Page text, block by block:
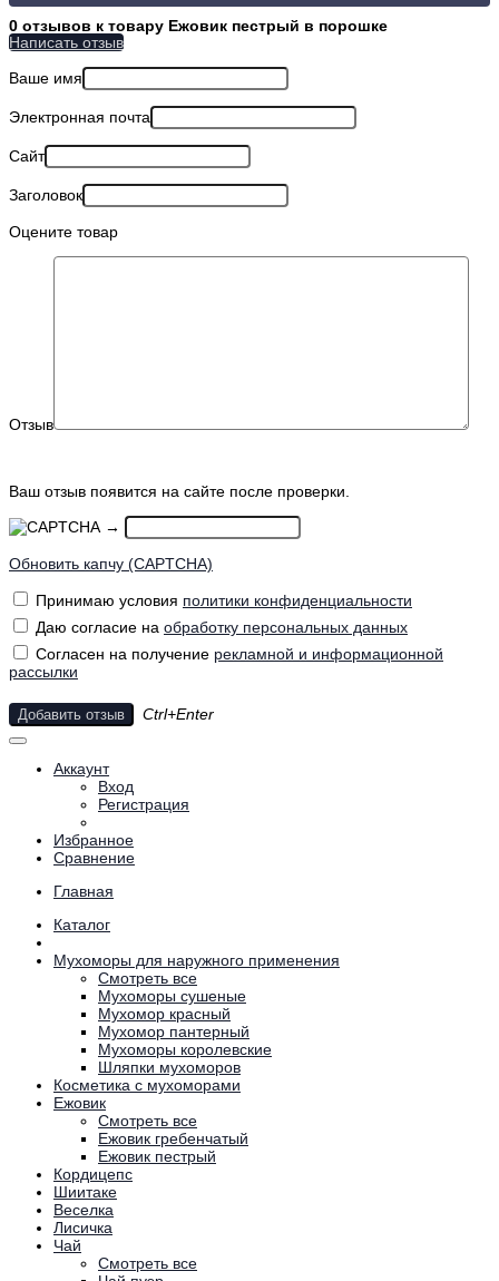
0 отзывов к товару Ежовик пестрый в порошке
Написать отзыв
Ваше имя
Электронная почта
Сайт
Заголовок
Оцените товар
Отзыв
Ваш отзыв появится на сайте после проверки.
→
Обновить капчу (CAPTCHA)
Принимаю условия политики конфиденциальности
Даю согласие на обработку персональных данных
Согласен на получение рекламной и информационной
рассылки
Добавить отзыв Ctrl+Enter
Аккаунт
Вход
Регистрация
Избранное
Сравнение
Главная
Каталог
Мухоморы для наружного применения
Смотреть все
Мухоморы сушеные
Мухомор красный
Мухомор пантерный
Мухоморы королевские
Шляпки мухоморов
Косметика с мухоморами
Ежовик
Смотреть все
Ежовик гребенчатый
Ежовик пестрый
Кордицепс
Шиитаке
Веселка
Лисичка
Чай
Смотреть все